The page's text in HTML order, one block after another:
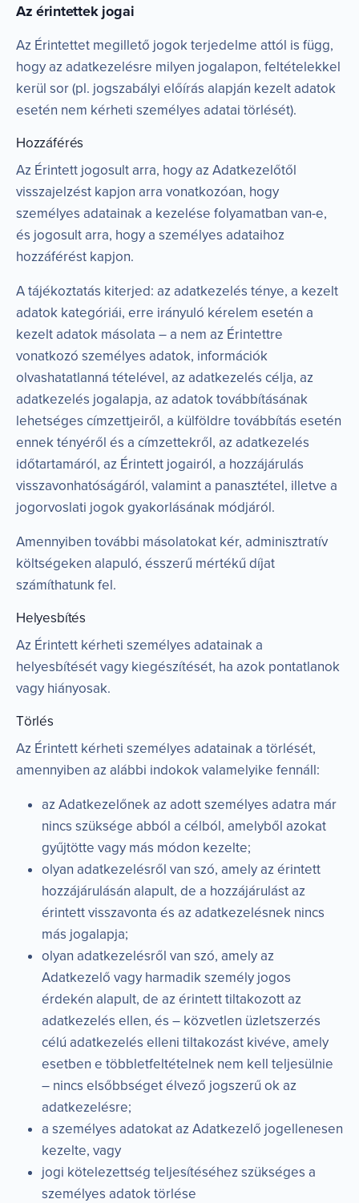
Az érintettek jogai
Az Érintettet megillető jogok terjedelme attól is függ,
hogy az adatkezelésre milyen jogalapon, feltételekkel
kerül sor (pl. jogszabályi előírás alapján kezelt adatok
esetén nem kérheti személyes adatai törlését).
Hozzáférés
Az Érintett jogosult arra, hogy az Adatkezelőtől
visszajelzést kapjon arra vonatkozóan, hogy
személyes adatainak a kezelése folyamatban van-e,
és jogosult arra, hogy a személyes adataihoz
hozzáférést kapjon.
A tájékoztatás kiterjed: az adatkezelés ténye, a kezelt
adatok kategóriái, erre irányuló kérelem esetén a
kezelt adatok másolata – a nem az Érintettre
vonatkozó személyes adatok, információk
olvashatatlanná tételével, az adatkezelés célja, az
adatkezelés jogalapja, az adatok továbbításának
lehetséges címzettjeiről, a külföldre továbbítás esetén
ennek tényéről és a címzettekről, az adatkezelés
időtartamáról, az Érintett jogairól, a hozzájárulás
visszavonhatóságáról, valamint a panasztétel, illetve a
jogorvoslati jogok gyakorlásának módjáról.
Amennyiben további másolatokat kér, adminisztratív
költségeken alapuló, ésszerű mértékű díjat
számíthatunk fel.
Helyesbítés
Az Érintett kérheti személyes adatainak a
helyesbítését vagy kiegészítését, ha azok pontatlanok
vagy hiányosak.
Törlés
Az Érintett kérheti személyes adatainak a törlését,
amennyiben az alábbi indokok valamelyike fennáll:
az Adatkezelőnek az adott személyes adatra már
nincs szüksége abból a célból, amelyből azokat
gyűjtötte vagy más módon kezelte;
olyan adatkezelésről van szó, amely az érintett
hozzájárulásán alapult, de a hozzájárulást az
érintett visszavonta és az adatkezelésnek nincs
más jogalapja;
olyan adatkezelésről van szó, amely az
Adatkezelő vagy harmadik személy jogos
érdekén alapult, de az érintett tiltakozott az
adatkezelés ellen, és – közvetlen üzletszerzés
célú adatkezelés elleni tiltakozást kivéve, amely
esetben e többletfeltételnek nem kell teljesülnie
– nincs elsőbbséget élvező jogszerű ok az
adatkezelésre;
a személyes adatokat az Adatkezelő jogellenesen
kezelte, vagy
jogi kötelezettség teljesítéséhez szükséges a
személyes adatok törlése